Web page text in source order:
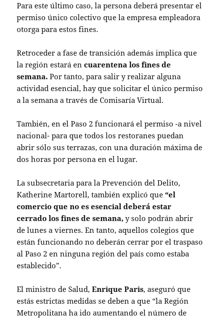
Para este último caso, la persona deberá presentar el
permiso único colectivo que la empresa empleadora
otorga para estos fines.
Retroceder a fase de transición además implica que
la región estará encuarentena los fines de
semana.Por tanto, para salir y realizar alguna
actividad esencial, hay que solicitar el único permiso
a la semana a través de Comisaría Virtual.
También, en el Paso 2 funcionará el permiso -a nivel
nacional- para que todos los restoranes puedan
abrir sólo sus terrazas, con una duración máxima de
dos horas por persona en el lugar.
La subsecretaria para la Prevención del Delito,
Katherine Martorell, también explicó que“el
comercio que no es esencial deberá estar
cerrado los fines de semana, y solo podrán abrir
de lunes a viernes. En tanto, aquellos colegios que
están funcionando no deberán cerrar por el traspaso
al Paso 2 en ninguna región del país como estaba
establecido”.
El ministro de Salud,Enrique Paris, aseguró que
estás estrictas medidas se deben a que “la Región
Metropolitana ha ido aumentando el número de